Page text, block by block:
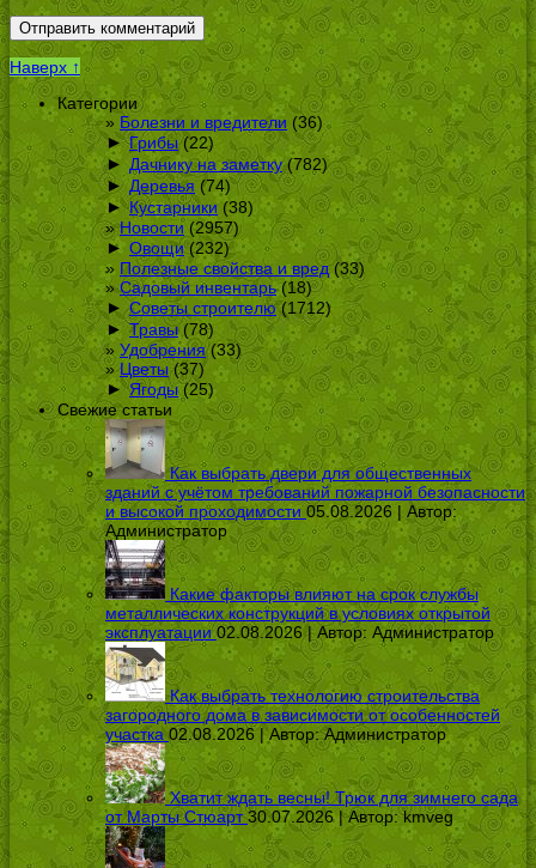
Наверх ↑
Категории
Болезни и вредители (36)
► Грибы(22)
► Дачнику на заметку(782)
► Деревья (74)
► Кустарники (38)
Новости(2957)
► Овощи(232)
Полезные свойства и вред(33)
Садовый инвентарь(18)
► Советы строителю(1712)
► Травы(78)
Удобрения(33)
Цветы(37)
► Ягоды(25)
Свежие статьи
Как выбрать двери для общественных
зданий с учётом требований пожарной безопасности
и высокой проходимости 05.08.2026 | Автор:
Администратор
Какие факторы влияют на срок службы
металлических конструкций в условиях открытой
эксплуатации 02.08.2026 | Автор: Администратор
Как выбрать технологию строительства
загородного дома в зависимости от особенностей
участка 02.08.2026 | Автор:Администратор
Хватит ждать весны! Трюк для зимнего сада
от Марты Стюарт 30.07.2026 | Автор:kmveg